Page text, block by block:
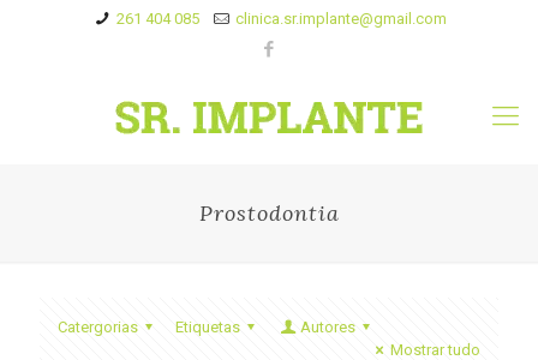
261 404 085 clinica.sr.implante@gmail.com
Prostodontia
Catergorias Etiquetas
Autores
Mostrar tudo